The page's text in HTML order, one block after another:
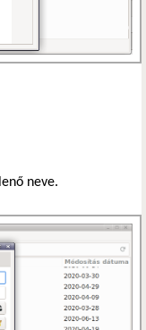
neve.